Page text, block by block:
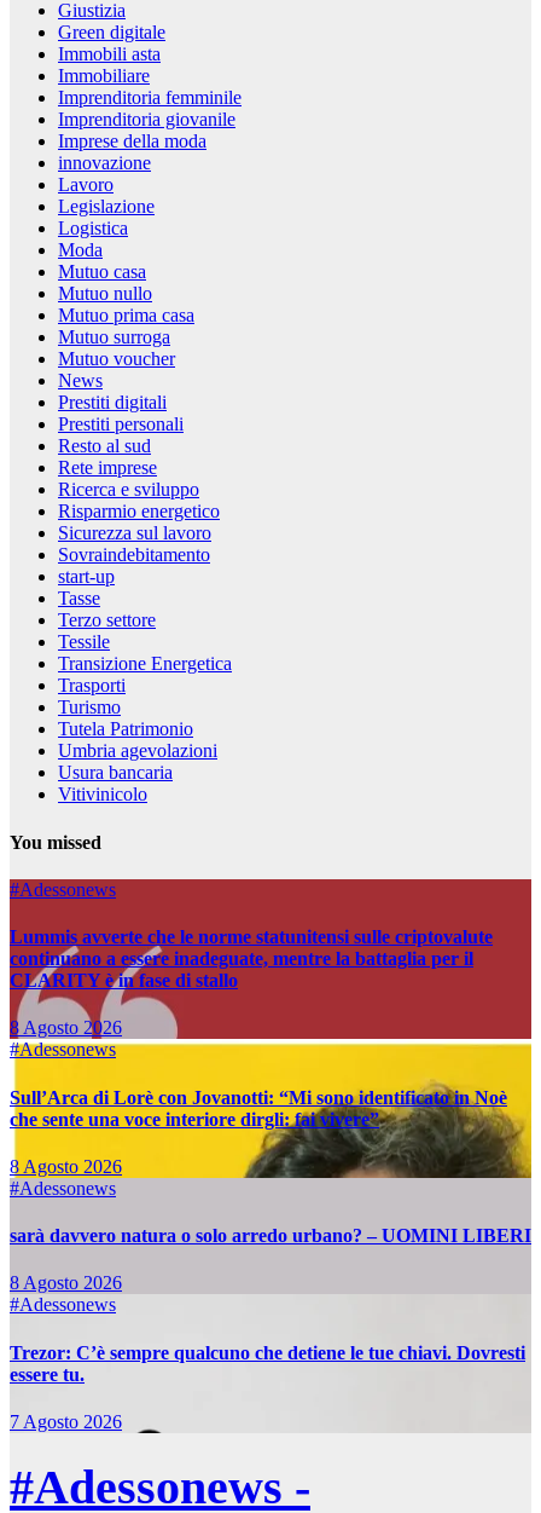
Giustizia
Green digitale
Immobili asta
Immobiliare
Imprenditoria femminile
Imprenditoria giovanile
Imprese della moda
innovazione
Lavoro
Legislazione
Logistica
Moda
Mutuo casa
Mutuo nullo
Mutuo prima casa
Mutuo surroga
Mutuo voucher
News
Prestiti digitali
Prestiti personali
Resto al sud
Rete imprese
Ricerca e sviluppo
Risparmio energetico
Sicurezza sul lavoro
Sovraindebitamento
start-up
Tasse
Terzo settore
Tessile
Transizione Energetica
Trasporti
Turismo
Tutela Patrimonio
Umbria agevolazioni
Usura bancaria
Vitivinicolo
You missed
#Adessonews
Lummis avverte che le norme statunitensi sulle criptovalute
continuano a essere inadeguate, mentre la battaglia per il
CLARITY è in fase di stallo
8 Agosto 2026
#Adessonews
Sull’Arca di Lorè con Jovanotti: “Mi sono identificato in Noè
che sente una voce interiore dirgli: fai vivere”
8 Agosto 2026
#Adessonews
sarà davvero natura o solo arredo urbano? – UOMINI LIBERI
8 Agosto 2026
#Adessonews
Trezor: C’è sempre qualcuno che detiene le tue chiavi. Dovresti
essere tu.
7 Agosto 2026
#Adessonews -